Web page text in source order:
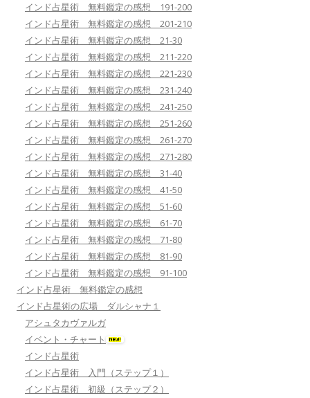
インド占星術 無料鑑定の感想 191-200
インド占星術 無料鑑定の感想 201-210
インド占星術 無料鑑定の感想 21-30
インド占星術 無料鑑定の感想 211-220
インド占星術 無料鑑定の感想 221-230
インド占星術 無料鑑定の感想 231-240
インド占星術 無料鑑定の感想 241-250
インド占星術 無料鑑定の感想 251-260
インド占星術 無料鑑定の感想 261-270
インド占星術 無料鑑定の感想 271-280
インド占星術 無料鑑定の感想 31-40
インド占星術 無料鑑定の感想 41-50
インド占星術 無料鑑定の感想 51-60
インド占星術 無料鑑定の感想 61-70
インド占星術 無料鑑定の感想 71-80
インド占星術 無料鑑定の感想 81-90
インド占星術 無料鑑定の感想 91-100
インド占星術 無料鑑定の感想
インド占星術の広場 ダルシャナ１
アシュタカヴァルガ
イベント・チャート
インド占星術
インド占星術 入門（ステップ１）
インド占星術 初級（ステップ２）